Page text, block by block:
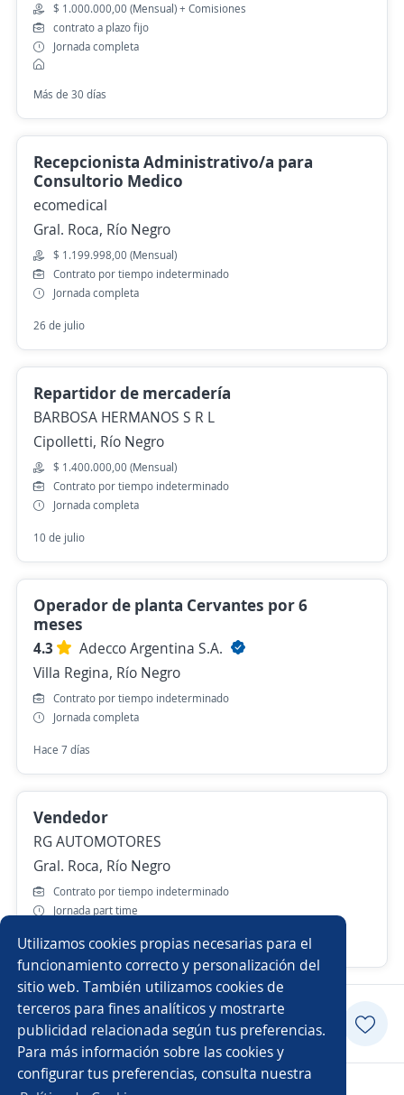
Utilizamos cookies propias necesarias para el
funcionamiento correcto y personalización del
sitio web. También utilizamos cookies de
terceros para fines analíticos y mostrarte
publicidad relacionada según tus preferencias.
Para más información sobre las cookies y
configurar tus preferencias, consulta nuestra
$ 1.000.000,00 (Mensual) + Comisiones
contrato a plazo fijo
Jornada completa
Más de 30 días
Recepcionista Administrativo/a para
Consultorio Medico
ecomedical
Gral. Roca, Río Negro
$ 1.199.998,00 (Mensual)
Contrato por tiempo indeterminado
Jornada completa
26 de julio
Repartidor de mercadería
BARBOSA HERMANOS S R L
Cipolletti, Río Negro
$ 1.400.000,00 (Mensual)
Contrato por tiempo indeterminado
Jornada completa
10 de julio
Operador de planta Cervantes por 6
meses
4.3
Adecco Argentina S.A.
Villa Regina, Río Negro
Contrato por tiempo indeterminado
Jornada completa
Hace 7 días
Vendedor
RG AUTOMOTORES
Gral. Roca, Río Negro
Contrato por tiempo indeterminado
Jornada part time
16 de julio
Postularme
Copyright 2014 - 2026 DGNET LTD.